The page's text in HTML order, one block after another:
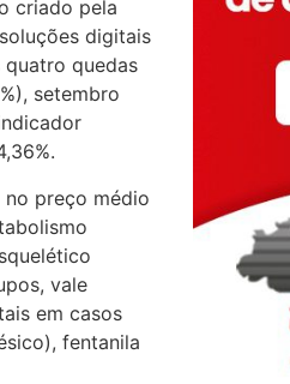
criado pela
digitais
quedas
setembro
preço médio
vale
em casos
fentanila